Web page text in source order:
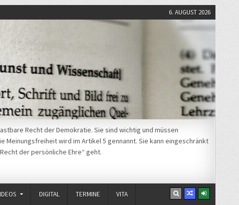
6. AUGUST 2026
Recht der Demokratie. Sie sind wichtig und müssen
Meinungsfreiheit wird im Artikel 5 gennannt. Sie kann eingeschränkt
der persönliche Ehre“ geht.
DIGITAL TERMINE VITA